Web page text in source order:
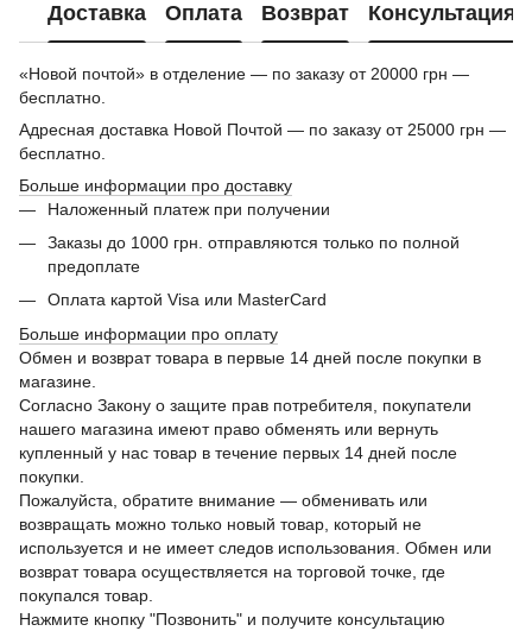
Доставка Оплата Возврат Консультация
«Новой почтой» в отделение — по заказу от 20000 грн —
бесплатно.
Адресная доставка Новой Почтой — по заказу от 25000 грн —
бесплатно.
Больше информации про доставку
Наложенный платеж при получении
Заказы до 1000 грн. отправляются только по полной
предоплате
Оплата картой Visa или MasterCard
Больше информации про оплату
Обмен и возврат товара в первые 14 дней после покупки в
магазине.
Согласно Закону о защите прав потребителя, покупатели
нашего магазина имеют право обменять или вернуть
купленный у нас товар в течение первых 14 дней после
покупки.
Пожалуйста, обратите внимание — обменивать или
возвращать можно только новый товар, который не
используется и не имеет следов использования. Обмен или
возврат товара осуществляется на торговой точке, где
покупался товар.
Нажмите кнопку "Позвонить" и получите консультацию